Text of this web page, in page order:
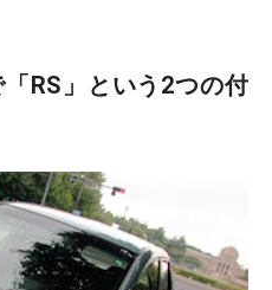
「RS」という2つの付